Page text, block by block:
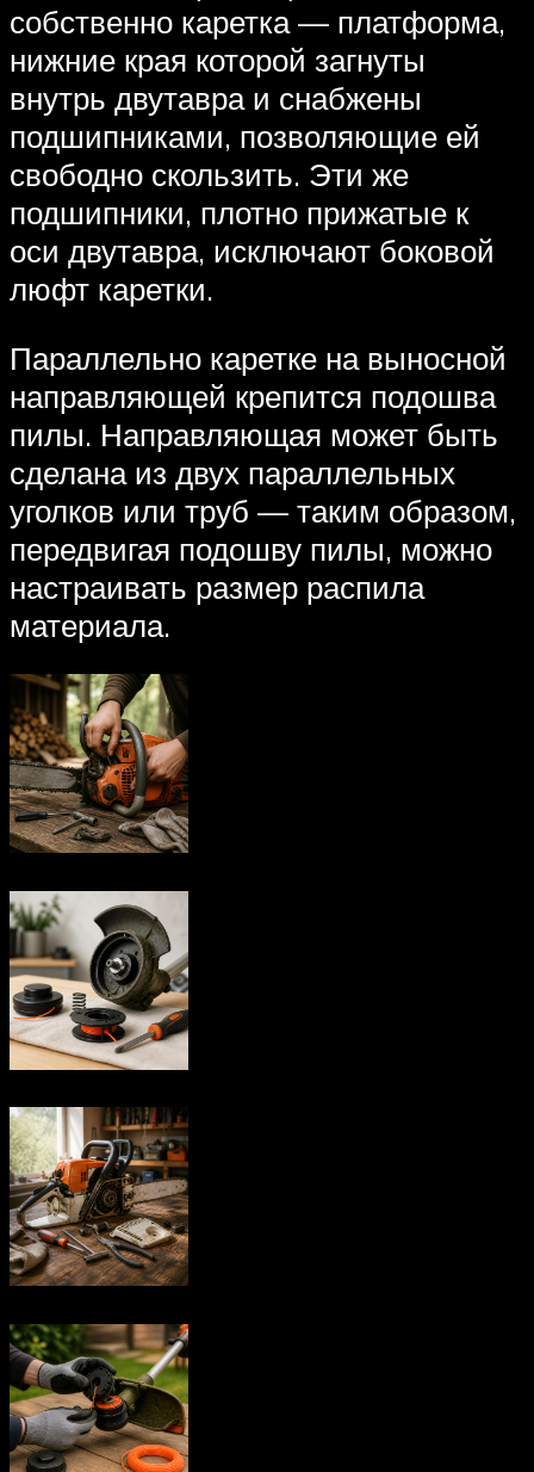
собственно каретка — платформа,
нижние края которой загнуты
внутрь двутавра и снабжены
подшипниками, позволяющие ей
свободно скользить. Эти же
подшипники, плотно прижатые к
оси двутавра, исключают боковой
люфт каретки.
Параллельно каретке на выносной
направляющей крепится подошва
пилы. Направляющая может быть
сделана из двух параллельных
уголков или труб — таким образом,
передвигая подошву пилы, можно
настраивать размер распила
материала.